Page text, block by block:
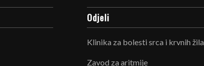
Odjeli
Klinika za bolesti srca i krvnih žila
Zavod za aritmije